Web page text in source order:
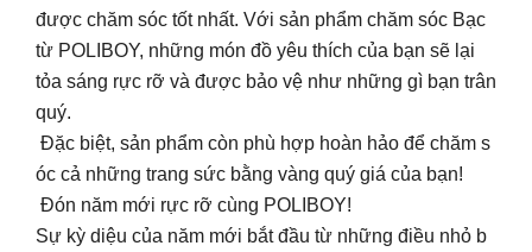
được chăm sóc tốt nhất. Với sản phẩm chăm sóc Bạc
từ POLIBOY, những món đồ yêu thích của bạn sẽ lại
tỏa sáng rực rỡ và được bảo vệ như những gì bạn trân
quý.
Đặc biệt, sản phẩm còn phù hợp hoàn hảo để chăm s
óc cả những trang sức bằng vàng quý giá của bạn!
Đón năm mới rực rỡ cùng POLIBOY!
Sự kỳ diệu của năm mới bắt đầu từ những điều nhỏ b